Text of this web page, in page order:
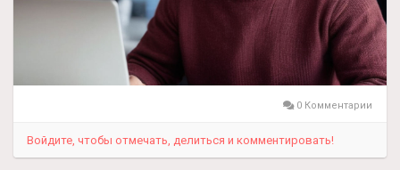
0 Комментарии
Войдите, чтобы отмечать, делиться и комментировать!